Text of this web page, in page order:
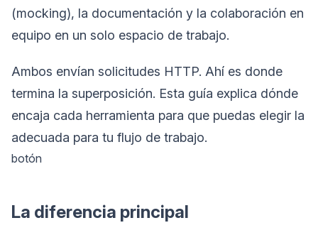
(mocking), la documentación y la colaboración en
equipo en un solo espacio de trabajo.
Ambos envían solicitudes HTTP. Ahí es donde
termina la superposición. Esta guía explica dónde
encaja cada herramienta para que puedas elegir la
adecuada para tu flujo de trabajo.
botón
La diferencia principal